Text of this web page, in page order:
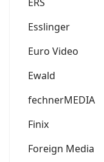
Esslinger
Euro Video
Ewald
fechnerMEDIA
Finix
Foreign Media